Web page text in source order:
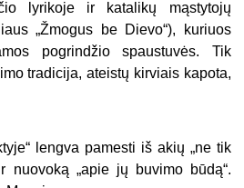
lyrikoje ir katalikų mąstytojų
„Žmogus be Dievo“), kuriuos
pogrindžio spaustuvės. Tik
tradicija, ateistų kirviais kapota,
lengva pamesti iš akių „ne tik
nuovoką „apie jų buvimo būdą“.